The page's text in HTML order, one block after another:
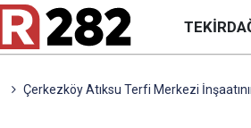
Çerkezköy Atıksu Terfi Merkezi